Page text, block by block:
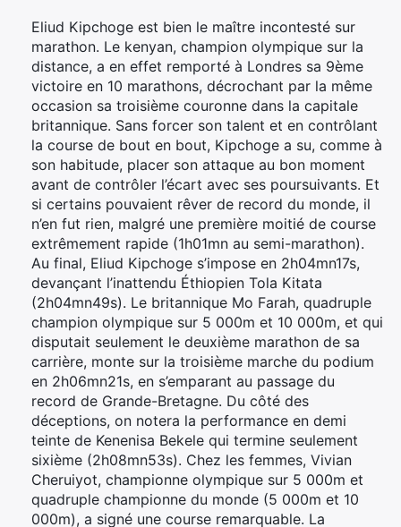
Eliud Kipchoge est bien le maître incontesté sur
marathon. Le kenyan, champion olympique sur la
distance, a en effet remporté à Londres sa 9ème
victoire en 10 marathons, décrochant par la même
occasion sa troisième couronne dans la capitale
britannique. Sans forcer son talent et en contrôlant
la course de bout en bout, Kipchoge a su, comme à
son habitude, placer son attaque au bon moment
avant de contrôler l’écart avec ses poursuivants. Et
si certains pouvaient rêver de record du monde, il
n’en fut rien, malgré une première moitié de course
extrêmement rapide (1h01mn au semi-marathon).
Au final, Eliud Kipchoge s’impose en 2h04mn17s,
devançant l’inattendu Éthiopien Tola Kitata
(2h04mn49s). Le britannique Mo Farah, quadruple
champion olympique sur 5 000m et 10 000m, et qui
disputait seulement le deuxième marathon de sa
carrière, monte sur la troisième marche du podium
en 2h06mn21s, en s’emparant au passage du
record de Grande-Bretagne. Du côté des
déceptions, on notera la performance en demi
teinte de Kenenisa Bekele qui termine seulement
sixième (2h08mn53s). Chez les femmes, Vivian
Cheruiyot, championne olympique sur 5 000m et
quadruple championne du monde (5 000m et 10
000m), a signé une course remarquable. La